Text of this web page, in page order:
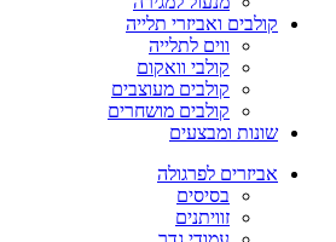
קולבים ואביזרי תלייה
ווים לתלייה
קולבי וואקום
קולבים מעוצבים
קולבים מושחרים
שונות ומבצעים
אביזרים לפרגולה
בסיסים
זוויתנים